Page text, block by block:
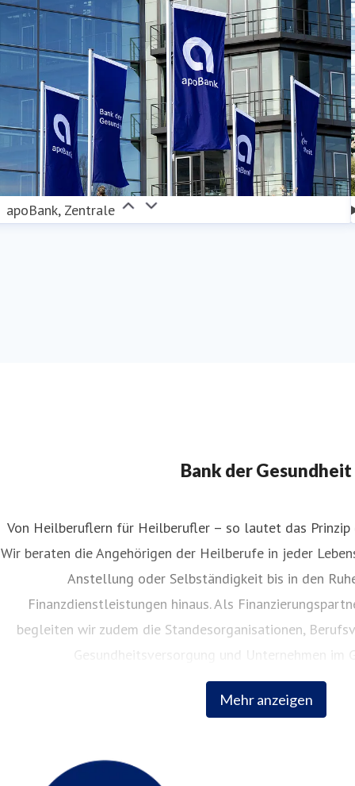
apoBank, Zentrale
Bank der Gesundheit
Mehr anzeigen
Von Heilberuflern für Heilberufler – so lautet das Prinzip
Wir beraten die Angehörigen der Heilberufe in jeder
Anstellung oder Selbständigkeit bis in den
Finanzdienstleistungen hinaus. Als
begleiten wir zudem die Standesorganisationen,
Gesundheitsversorgung und Unternehmen im